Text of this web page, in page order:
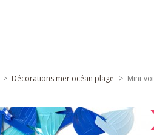
> décorations mer océan plage > Mini-